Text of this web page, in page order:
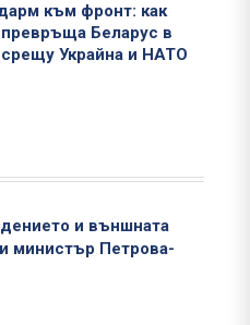
към фронт: как
Беларус в
Украйна и НАТО
и външната
министър Петрова-